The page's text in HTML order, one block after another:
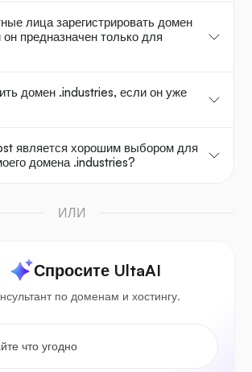
лица зарегистрировать домен
предназначен только для
домен .industries, если он уже
является хорошим выбором для
домена .industries?
ИЛИ
Спросите UltaAI
по доменам и хостингу.